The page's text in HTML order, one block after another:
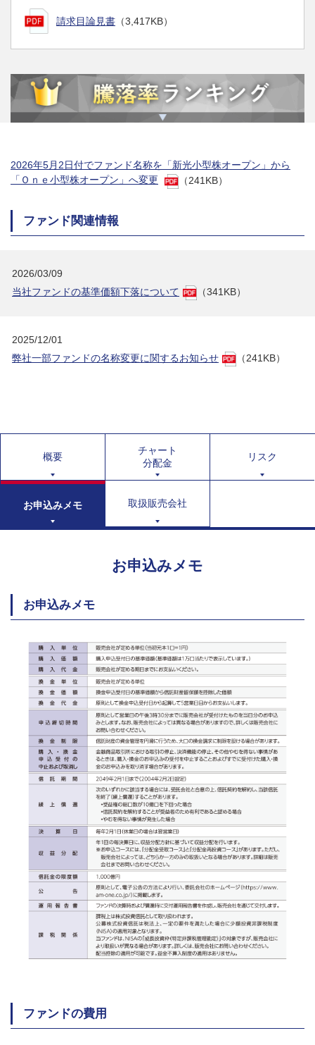
請求目論見書 （3,417KB）
2026年5月2日付でファンド名称を「新光小型株オープン」から
「Ｏｎｅ小型株オープン」へ変更
（241KB）
ファンド関連情報
2026/03/09
当社ファンドの基準価額下落について
（341KB）
2025/12/01
弊社一部ファンドの名称変更に関するお知らせ
（241KB）
概要
チャート
分配金
リスク
お申込みメモ 取扱販売会社
お申込みメモ
お申込みメモ
ファンドの費用